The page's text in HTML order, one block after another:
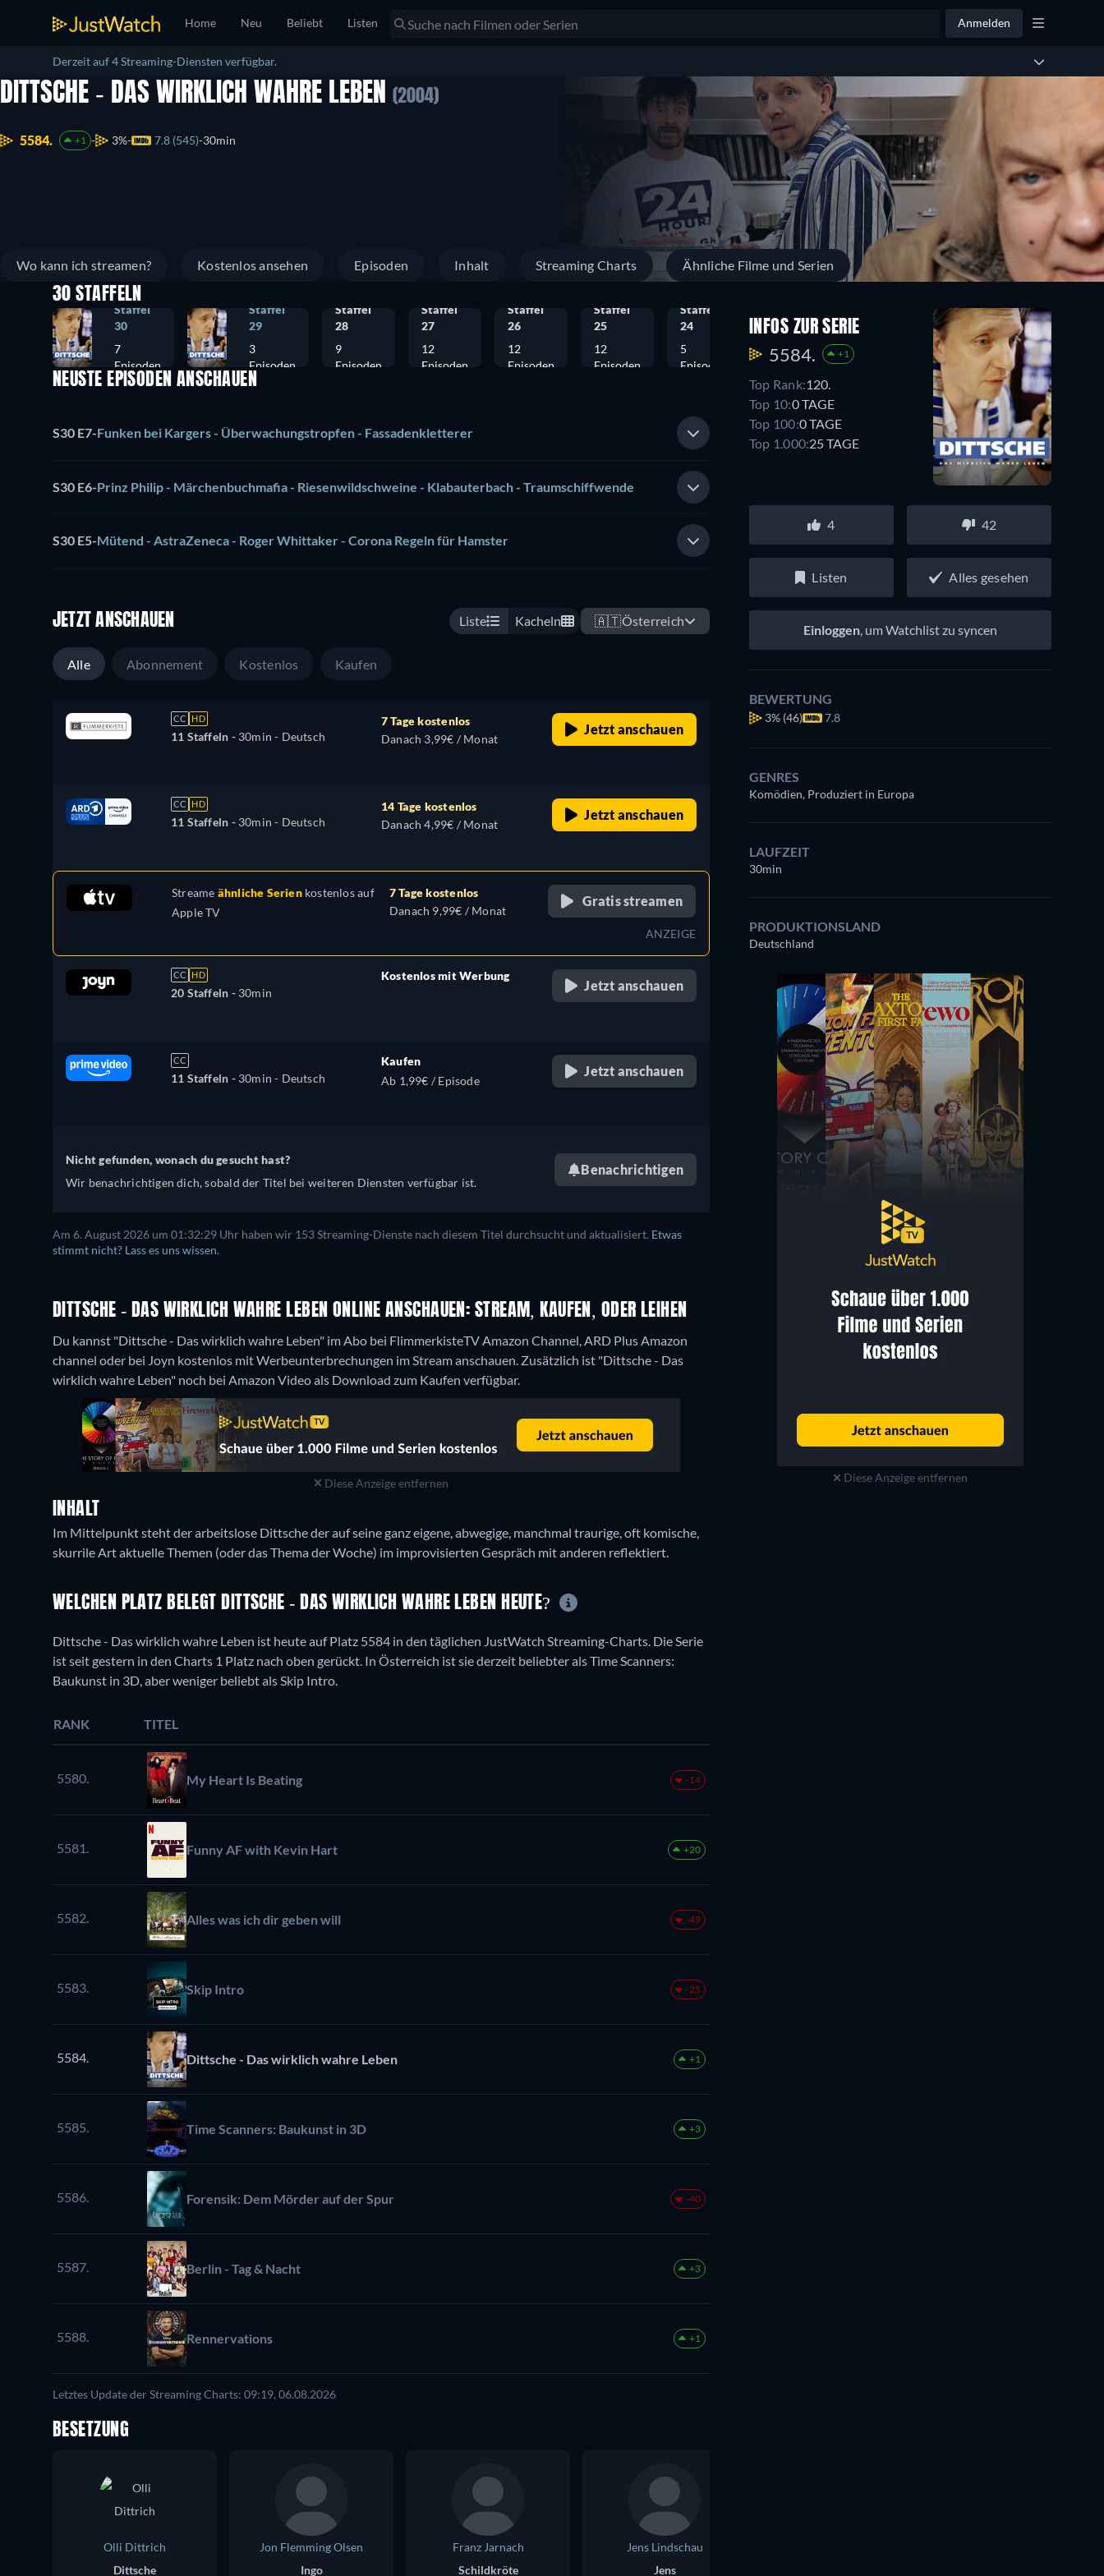
Home Neu Beliebt Listen Anmelden
Derzeit auf 4 Streaming-Diensten verfügbar.
DITTSCHE - DAS WIRKLICH WAHRE LEBEN (2004)
5584. +1 3% 7.8 (545) 30min
Wo kann ich streamen? Kostenlos ansehen Episoden Inhalt Streaming Charts Ähnliche Filme und Serien
30 STAFFELN
Staffel
30
7
Episoden
Staffel
29
3
Episoden
Staffel
28
9
Episoden
Staffel
27
12
Episoden
Staffel
26
12
Episoden
Staffel
25
12
Episoden
Staffel
24
5
Episoden
23
5
Episoden
Staffel
Episoden
Staffel
21
6
Episoden
NEUSTE EPISODEN ANSCHAUEN
S30 E7-Funken bei Kargers - Überwachungstropfen - Fassadenkletterer
S30 E6-Prinz Philip - Märchenbuchmafia - Riesenwildschweine - Klabauterbach - Traumschiffwende
S30 E5-Mütend - AstraZeneca - Roger Whittaker - Corona Regeln für Hamster
JETZT ANSCHAUEN Liste Kacheln 🇦🇹Österreich
Alle Abonnement Kostenlos Kaufen
CC HD
11 Staffeln - 30min - Deutsch
7 Tage kostenlos
Danach 3,99€ / Monat
Jetzt anschauen
CC HD
11 Staffeln - 30min - Deutsch
14 Tage kostenlos
Danach 4,99€ / Monat
Jetzt anschauen
Streame ähnliche Serienkostenlos auf
Apple TV
7 Tage kostenlos
Danach 9,99€ / Monat
Gratis streamen
ANZEIGE
CC HD
20 Staffeln - 30min
Kostenlos mit Werbung
Jetzt anschauen
CC
11 Staffeln - 30min - Deutsch
Kaufen
Ab 1,99€ / Episode
Jetzt anschauen
Nicht gefunden, wonach du gesucht hast?
Wir benachrichtigen dich, sobald der Titel bei weiteren Diensten verfügbar ist.
Benachrichtigen
Am 6. August 2026 um 01:32:29 Uhr haben wir 153 Streaming-Dienste nach diesem Titel durchsucht und aktualisiert. Etwas
stimmt nicht? Lass es uns wissen.
DITTSCHE - DAS WIRKLICH WAHRE LEBEN ONLINE ANSCHAUEN: STREAM, KAUFEN, ODER LEIHEN
Du kannst "Dittsche - Das wirklich wahre Leben" im Abo bei FlimmerkisteTV Amazon Channel, ARD Plus Amazon
channel oder bei Joyn kostenlos mit Werbeunterbrechungen im Stream anschauen. Zusätzlich ist "Dittsche - Das
wirklich wahre Leben" noch bei Amazon Video als Download zum Kaufen verfügbar.
Diese Anzeige entfernen
INHALT
Im Mittelpunkt steht der arbeitslose Dittsche der auf seine ganz eigene, abwegige, manchmal traurige, oft komische,
skurrile Art aktuelle Themen (oder das Thema der Woche) im improvisierten Gespräch mit anderen reflektiert.
INFOS ZUR SERIE
5584. +1
Top Rank:120.
Top 10:0 TAGE
Top 100:0 TAGE
Top 1.000:25 TAGE
4 42
Listen Alles gesehen
Einloggen, um Watchlist zu syncen
BEWERTUNG
3% (46) 7.8
GENRES
Komödien, Produziert in Europa
LAUFZEIT
30min
PRODUKTIONSLAND
Deutschland
Diese Anzeige entfernen
WELCHEN PLATZ BELEGT DITTSCHE - DAS WIRKLICH WAHRE LEBEN HEUTE?
Dittsche - Das wirklich wahre Leben ist heute auf Platz 5584 in den täglichen JustWatch Streaming-Charts. Die Serie
ist seit gestern in den Charts 1 Platz nach oben gerückt. In Österreich ist sie derzeit beliebter als Time Scanners:
Baukunst in 3D, aber weniger beliebt als Skip Intro.
RANK TITEL
5580. My Heart Is Beating -14
5581. Funny AF with Kevin Hart +20
5582. Alles was ich dir geben will -49
5583. Skip Intro -25
5584. Dittsche - Das wirklich wahre Leben +1
5585. Time Scanners: Baukunst in 3D +3
5586. Forensik: Dem Mörder auf der Spur -40
5587. Berlin - Tag & Nacht +3
5588. Rennervations +1
Letztes Update der Streaming Charts: 09:19, 06.08.2026
BESETZUNG
Olli Dittrich
Dittsche
Jon Flemming Olsen
Ingo
Franz Jarnach
Schildkröte
Jens Lindschau
Jens